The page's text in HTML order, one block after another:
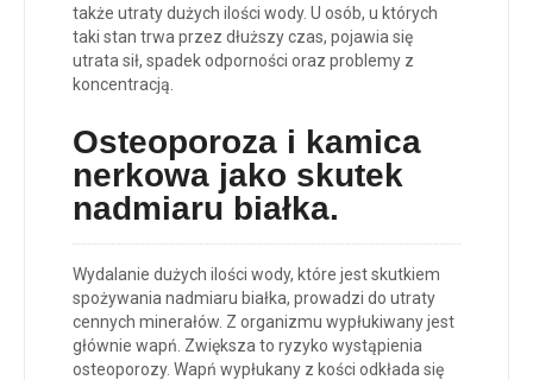
także utraty dużych ilości wody. U osób, u których
taki stan trwa przez dłuższy czas, pojawia się
utrata sił, spadek odporności oraz problemy z
koncentracją.
Osteoporoza i kamica
nerkowa jako skutek
nadmiaru białka.
Wydalanie dużych ilości wody, które jest skutkiem
spożywania nadmiaru białka, prowadzi do utraty
cennych minerałów. Z organizmu wypłukiwany jest
głównie wapń. Zwiększa to ryzyko wystąpienia
osteoporozy. Wapń wypłukany z kości odkłada się